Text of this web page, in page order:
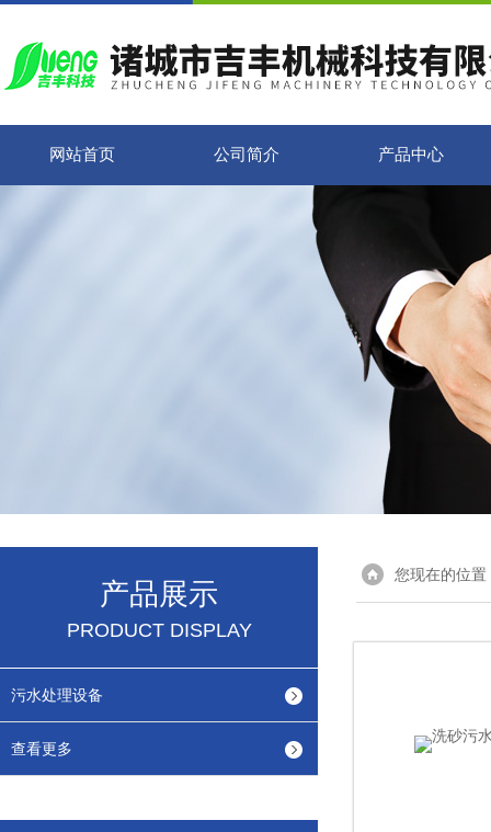
网站首页 公司简介 产品中心
产品展示
PRODUCT DISPLAY
污水处理设备
查看更多
您现在的位置